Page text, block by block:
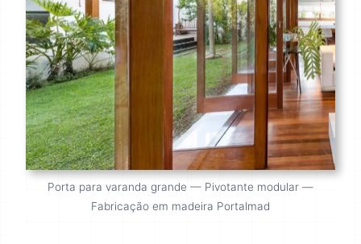
Porta para varanda grande — Pivotante modular —
Fabricação em madeira Portalmad